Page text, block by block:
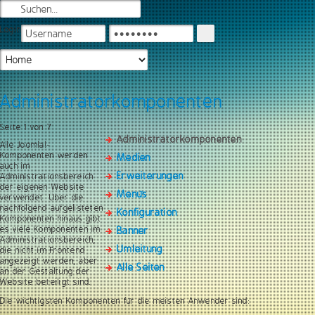
Login
Administratorkomponenten
Administratorkomponenten
Medien
Erweiterungen
Menüs
Konfiguration
Banner
Umleitung
Alle Seiten
Seite 1 von 7
Alle Joomla!-
Komponenten werden
auch im
Administrationsbereich
der eigenen Website
verwendet. Über die
nachfolgend aufgelisteten
Komponenten hinaus gibt
es viele Komponenten im
Administrationsbereich,
die nicht im Frontend
angezeigt werden, aber
an der Gestaltung der
Website beteiligt sind.
Die wichtigsten Komponenten für die meisten Anwender sind: